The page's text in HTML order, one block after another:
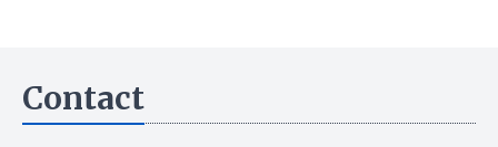
Contact